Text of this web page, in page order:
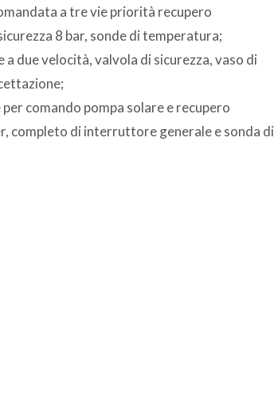
a tre vie priorità recupero
8 bar, sonde di temperatura;
due velocità, valvola di sicurezza, vaso di
comando pompa solare e recupero
completo di interruttore generale e sonda di